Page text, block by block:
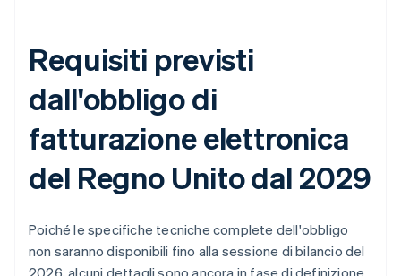
Requisiti previsti
dall'obbligo di
fatturazione elettronica
del Regno Unito dal 2029
Poiché le specifiche tecniche complete dell'obbligo
non saranno disponibili fino alla sessione di bilancio del